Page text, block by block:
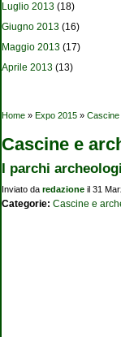
Luglio 2013 (18)
Giugno 2013 (16)
Maggio 2013 (17)
Aprile 2013 (13)
Tu sei qui
Home » Expo 2015 » Cascine
Cascine e
I parchi
Inviato da redazione il 31
Categorie: Cascine e